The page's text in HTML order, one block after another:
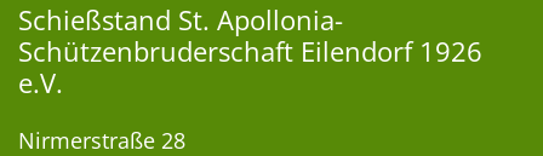
Schießstand St. Apollonia-
Schützenbruderschaft Eilendorf 1926
e.V.
Nirmerstraße 28